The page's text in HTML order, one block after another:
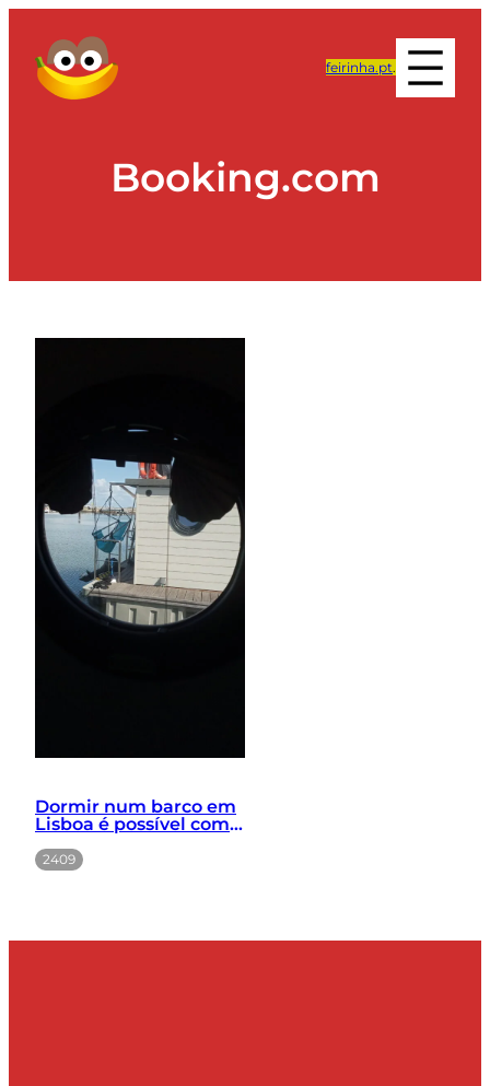
feirinha.pt.
Booking.com
Dormir num barco em
Lisboa é possível com a
Company
2409